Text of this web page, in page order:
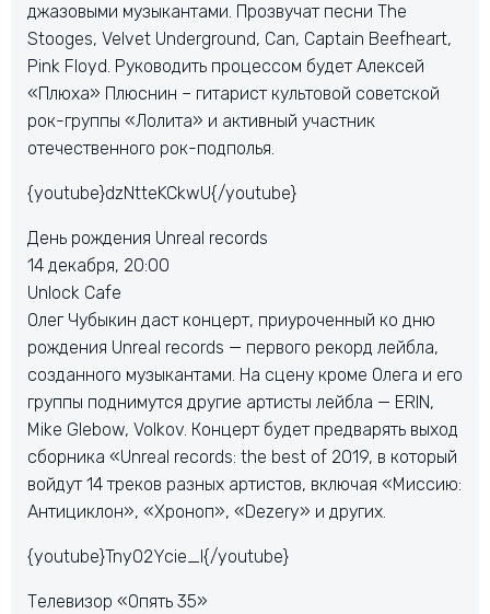
джазовыми музыкантами. Прозвучат песни The
Stooges, Velvet Underground, Can, Captain Beefheart,
Pink Floyd. Руководить процессом будет Алексей
«Плюха» Плюснин – гитарист культовой советской
рок-группы «Лолита» и активный участник
отечественного рок-подполья.
{youtube}dzNtteKCkwU{/youtube}
День рождения Unreal records
14 декабря, 20:00
Unlock Cafe
Олег Чубыкин даст концерт, приуроченный ко дню
рождения Unreal records — первого рекорд лейбла,
созданного музыкантами. На сцену кроме Олега и его
группы поднимутся другие артисты лейбла — ERIN,
Mike Glebow, Volkov. Концерт будет предварять выход
сборника «Unreal records: the best of 2019, в который
войдут 14 треков разных артистов, включая «Миссию:
Антициклон», «Хроноп», «Dezery» и других.
{youtube}TnyO2Ycie_I{/youtube}
Телевизор «Опять 35»